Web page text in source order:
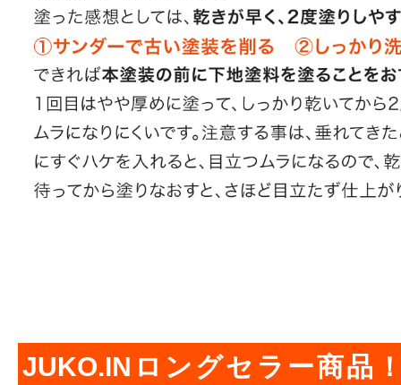
JUKO.INロングセラー商品